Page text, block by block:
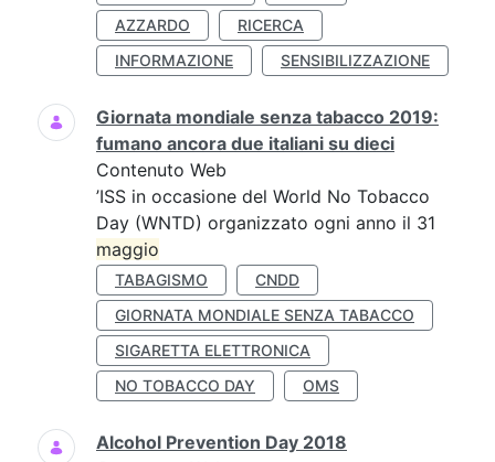
AZZARDO
RICERCA
INFORMAZIONE
SENSIBILIZZAZIONE
Giornata mondiale senza tabacco 2019:
fumano ancora due italiani su dieci
Contenuto Web
’ISS in occasione del World No Tobacco
Day (WNTD) organizzato ogni anno il 31
maggio
TABAGISMO
CNDD
GIORNATA MONDIALE SENZA TABACCO
SIGARETTA ELETTRONICA
NO TOBACCO DAY
OMS
Alcohol Prevention Day 2018